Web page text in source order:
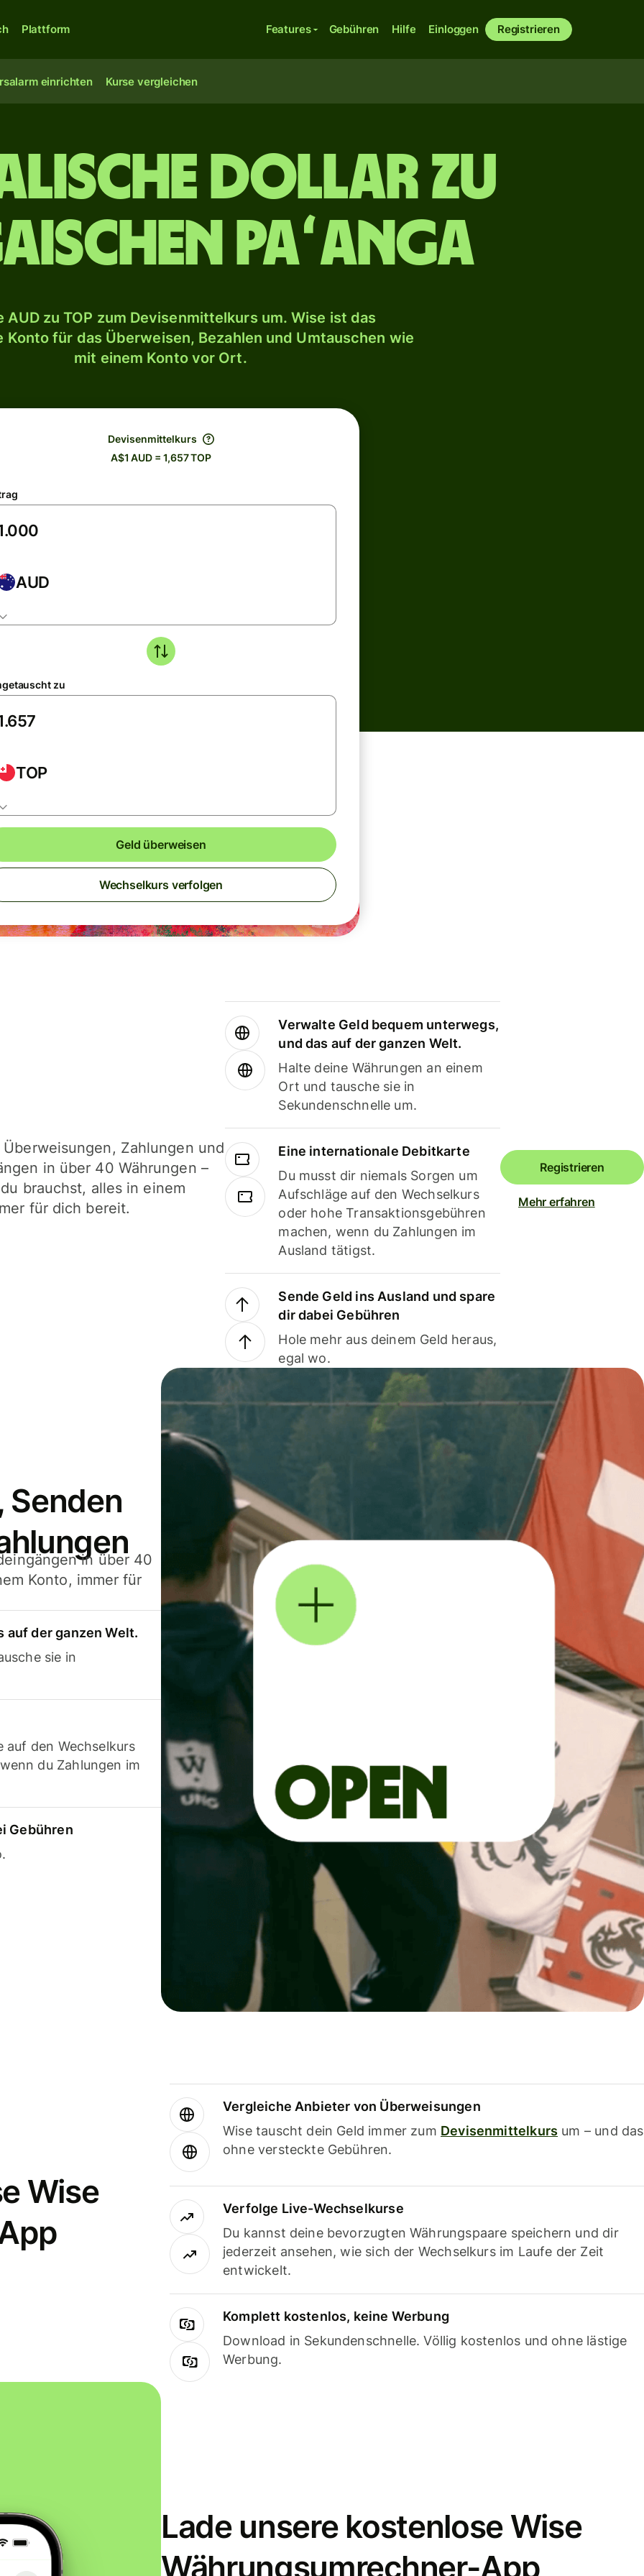
Plattform Features Gebühren Hilfe Einloggen Registrieren
einrichten Kurse vergleichen
Dollar zu
Paʻanga
AUD zu TOP zum Devisenmittelkurs um. Wise ist das
Konto für das Überweisen, Bezahlen und Umtauschen wie
mit einem Konto vor Ort.
Devisenmittelkurs
A$1 AUD = 1,657 TOP
AUD
zu
TOP
Geld überweisen
Wechselkurs verfolgen
Zahlungen und
in über 40 Währungen –
brauchst, alles in einem
für dich bereit.
Verwalte Geld bequem unterwegs,
und das auf der ganzen Welt.
Halte deine Währungen an einem
Ort und tausche sie in
Sekundenschnelle um.
Eine internationale Debitkarte
Du musst dir niemals Sorgen um
Aufschläge auf den Wechselkurs
oder hohe Transaktionsgebühren
machen, wenn du Zahlungen im
Ausland tätigst.
Sende Geld ins Ausland und spare
dir dabei Gebühren
Hole mehr aus deinem Geld heraus,
egal wo.
Registrieren
Mehr erfahren
Senden
in über 40
Konto, immer für
auf der ganzen Welt.
sie in
auf den Wechselkurs
du Zahlungen im
Gebühren
Wise
Vergleiche Anbieter von Überweisungen
Wise tauscht dein Geld immer zum Devisenmittelkurs um – und das
ohne versteckte Gebühren.
Verfolge Live-Wechselkurse
Du kannst deine bevorzugten Währungspaare speichern und dir
jederzeit ansehen, wie sich der Wechselkurs im Laufe der Zeit
entwickelt.
Komplett kostenlos, keine Werbung
Download in Sekundenschnelle. Völlig kostenlos und ohne lästige
Werbung.
Lade unsere kostenlose Wise
Währungsumrechner-App